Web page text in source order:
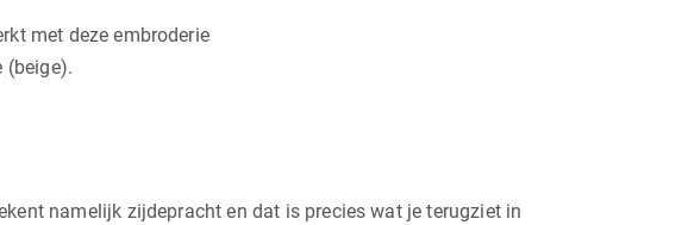
met deze embroderie
(beige).
namelijk zijdepracht en dat is precies wat je terugziet in